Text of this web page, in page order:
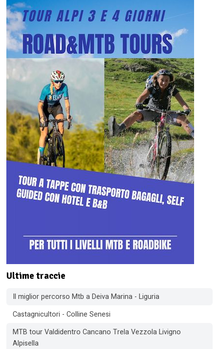
Ultime traccie
Il miglior percorso Mtb a Deiva Marina - Liguria
Castagnicultori - Colline Senesi
MTB tour Valdidentro Cancano Trela Vezzola Livigno
Alpisella